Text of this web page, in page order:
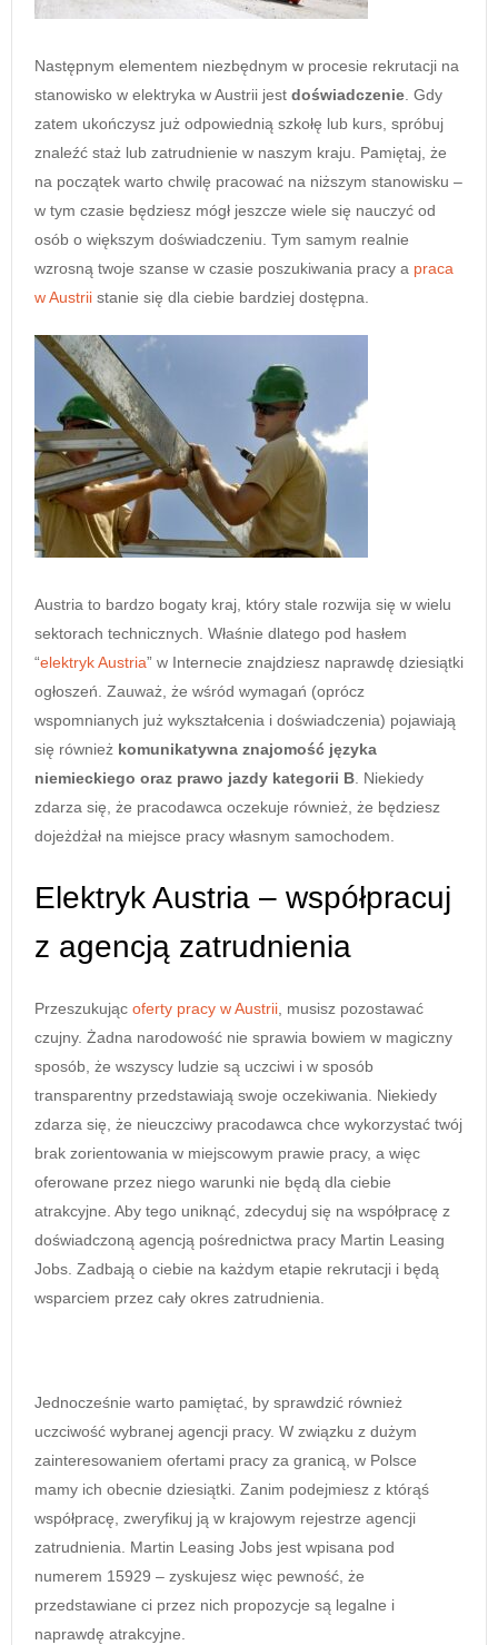
Następnym elementem niezbędnym w procesie rekrutacji na
stanowisko w elektryka w Austrii jest doświadczenie. Gdy
zatem ukończysz już odpowiednią szkołę lub kurs, spróbuj
znaleźć staż lub zatrudnienie w naszym kraju. Pamiętaj, że
na początek warto chwilę pracować na niższym stanowisku –
w tym czasie będziesz mógł jeszcze wiele się nauczyć od
osób o większym doświadczeniu. Tym samym realnie
wzrosną twoje szanse w czasie poszukiwania pracy a praca
w Austrii stanie się dla ciebie bardziej dostępna.
Austria to bardzo bogaty kraj, który stale rozwija się w wielu
sektorach technicznych. Właśnie dlatego pod hasłem
“elektryk Austria” w Internecie znajdziesz naprawdę dziesiątki
ogłoszeń. Zauważ, że wśród wymagań (oprócz
wspomnianych już wykształcenia i doświadczenia) pojawiają
się również komunikatywna znajomość języka
niemieckiego oraz prawo jazdy kategorii B. Niekiedy
zdarza się, że pracodawca oczekuje również, że będziesz
dojeżdżał na miejsce pracy własnym samochodem.
Elektryk Austria – współpracuj
z agencją zatrudnienia
Przeszukując oferty pracy w Austrii, musisz pozostawać
czujny. Żadna narodowość nie sprawia bowiem w magiczny
sposób, że wszyscy ludzie są uczciwi i w sposób
transparentny przedstawiają swoje oczekiwania. Niekiedy
zdarza się, że nieuczciwy pracodawca chce wykorzystać twój
brak zorientowania w miejscowym prawie pracy, a więc
oferowane przez niego warunki nie będą dla ciebie
atrakcyjne. Aby tego uniknąć, zdecyduj się na współpracę z
doświadczoną agencją pośrednictwa pracy Martin Leasing
Jobs. Zadbają o ciebie na każdym etapie rekrutacji i będą
wsparciem przez cały okres zatrudnienia.
Jednocześnie warto pamiętać, by sprawdzić również
uczciwość wybranej agencji pracy. W związku z dużym
zainteresowaniem ofertami pracy za granicą, w Polsce
mamy ich obecnie dziesiątki. Zanim podejmiesz z którąś
współpracę, zweryfikuj ją w krajowym rejestrze agencji
zatrudnienia. Martin Leasing Jobs jest wpisana pod
numerem 15929 – zyskujesz więc pewność, że
przedstawiane ci przez nich propozycje są legalne i
naprawdę atrakcyjne.